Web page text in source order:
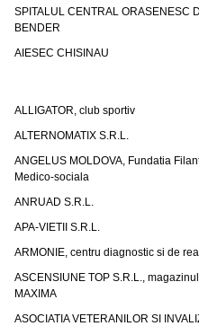
SPITALUL CENTRAL ORASENESC
BENDER
AIESEC CHISINAU
ALLIGATOR, club sportiv
ALTERNOMATIX S.R.L.
ANGELUS MOLDOVA, Fundatia
Medico-sociala
ANRUAD S.R.L.
APA-VIETII S.R.L.
ARMONIE, centru diagnostic si de
ASCENSIUNE TOP S.R.L., magazinul
MAXIMA
ASOCIATIA VETERANILOR SI